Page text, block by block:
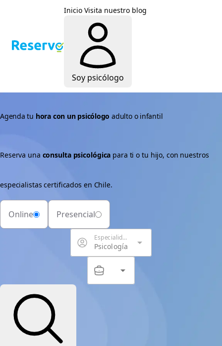
InicioVisita nuestro blog
Soy psicólogo
Agenda tu hora con un psicólogo adulto o infantil
Reserva una consulta psicológica para ti o tu hijo, con nuestros
especialistas certificados en Chile.
Online Presencial
Psicología
Especialidad arrow_drop_down
Servicio
arrow_drop_down